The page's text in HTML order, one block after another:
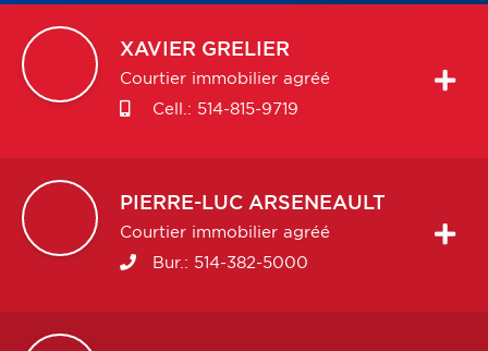
XAVIER GRELIER
Courtier immobilier agréé
Cell.: 514-815-9719
PIERRE-LUC ARSENEAULT
Courtier immobilier agréé
Bur.: 514-382-5000